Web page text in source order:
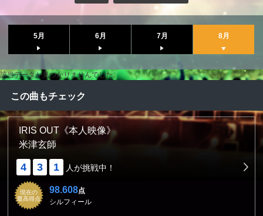
5月 6月 7月 8月
該当データが見つかりませんでした。
この曲もチェック
IRIS OUT《本人映像》
米津玄師
4 3 1 人が挑戦中！
現在の
最高得点
98.608点
シルフィール